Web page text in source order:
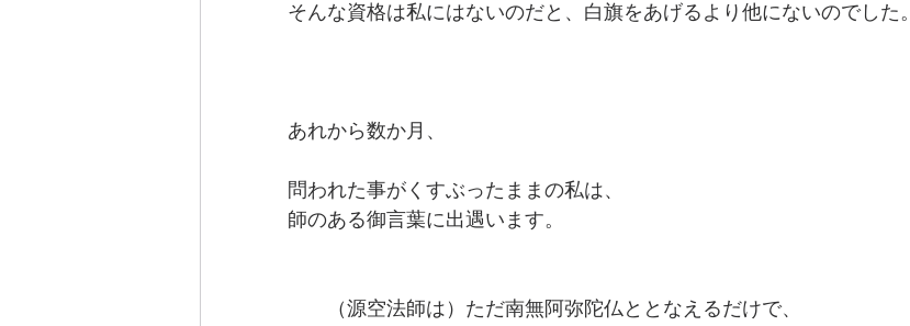
そんな資格は私にはないのだと、白旗をあげるより他にないのでした。
あれから数か月、
問われた事がくすぶったままの私は、
師のある御言葉に出遇います。
（源空法師は）ただ南無阿弥陀仏ととなえるだけで、